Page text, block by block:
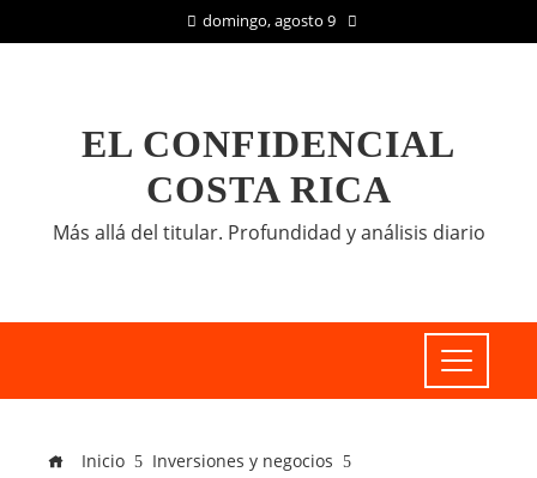
domingo, agosto 9
EL CONFIDENCIAL
COSTA RICA
Más allá del titular. Profundidad y análisis diario
Inicio
Inversiones y negocios